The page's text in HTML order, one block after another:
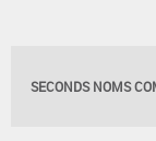
SECONDS NOMS